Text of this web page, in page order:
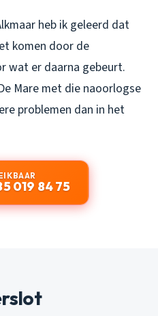
heb ik geleerd dat
komen door de
wat er daarna gebeurt.
Mare met die naoorlogse
problemen dan in het
019 84 75